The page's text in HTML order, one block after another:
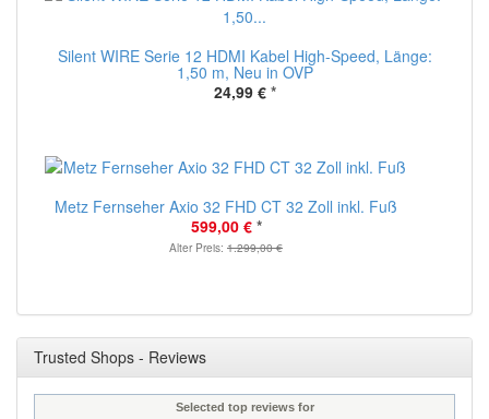
Silent WIRE Serie 12 HDMI Kabel High-Speed, Länge:
1,50 m, Neu in OVP
24,99 € *
Metz Fernseher Axio 32 FHD CT 32 Zoll inkl. Fuß
599,00 € *
Alter Preis: 1.299,00 €
Trusted Shops - Reviews
Selected top reviews for